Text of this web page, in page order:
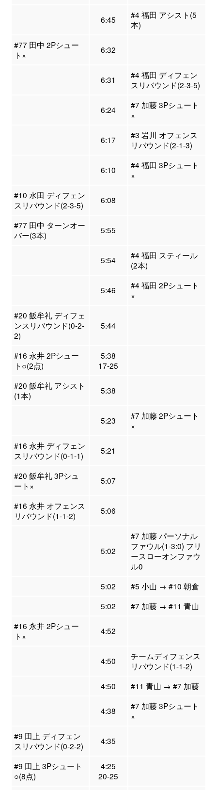
6:45
#4 福田 アシスト(5
本)
#77 田中 2Pシュー
ト×
6:32
6:31
#4 福田 ディフェン
スリバウンド(2-3-5)
6:24
#7 加藤 3Pシュート
×
6:17
#3 岩川 オフェンス
リバウンド(2-1-3)
6:10
#4 福田 3Pシュート
×
#10 水田 ディフェン
スリバウンド(2-3-5)
6:08
#77 田中 ターンオー
バー(3本)
5:55
5:54
#4 福田 スティール
(2本)
5:46
#4 福田 2Pシュート
×
#20 飯牟礼 ディフェ
ンスリバウンド(0-2-
2)
5:44
#16 永井 2Pシュー
ト○(2点)
5:38
17-25
#20 飯牟礼 アシスト
(1本)
5:38
5:23
#7 加藤 2Pシュート
×
#16 永井 ディフェン
スリバウンド(0-1-1)
5:21
#20 飯牟礼 3Pシュ
ート×
5:07
#16 永井 オフェンス
リバウンド(1-1-2)
5:06
5:02
#7 加藤 パーソナル
ファウル(1-3:0) フリ
ースローオンファウ
ル0
5:02
#5 小山 → #10 朝倉
5:02
#7 加藤 → #11 青山
#16 永井 2Pシュー
ト×
4:52
4:50
チームディフェンス
リバウンド(1-1-2)
4:50
#11 青山 → #7 加藤
4:38
#7 加藤 3Pシュート
×
#9 田上 ディフェン
スリバウンド(0-2-2)
4:35
#9 田上 3Pシュート
○(8点)
4:25
20-25